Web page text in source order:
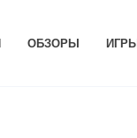
ОБЗОРЫ ИГРЫ